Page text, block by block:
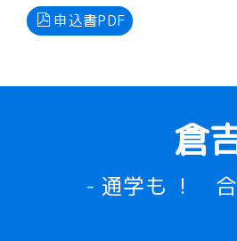
申込書PDF
倉
- 通学も ！